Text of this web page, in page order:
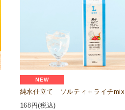
NEW
純水仕立て ソルティ＋ライチmix
168 円(税込)